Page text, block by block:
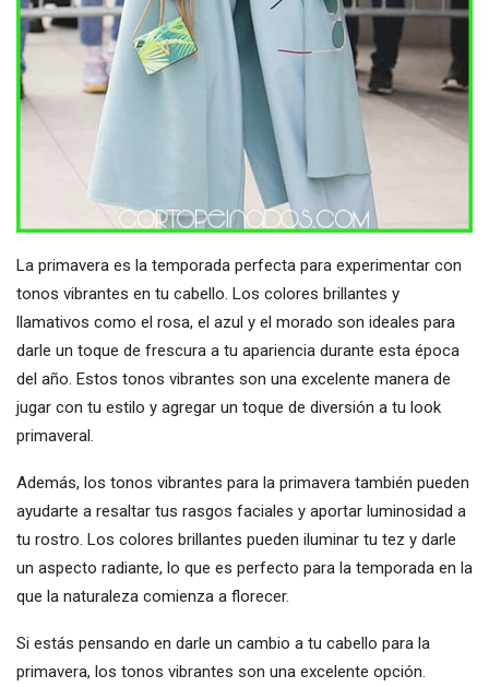
La primavera es la temporada perfecta para experimentar con
tonos vibrantes en tu cabello. Los colores brillantes y
llamativos como el rosa, el azul y el morado son ideales para
darle un toque de frescura a tu apariencia durante esta época
del año. Estos tonos vibrantes son una excelente manera de
jugar con tu estilo y agregar un toque de diversión a tu look
primaveral.
Además, los tonos vibrantes para la primavera también pueden
ayudarte a resaltar tus rasgos faciales y aportar luminosidad a
tu rostro. Los colores brillantes pueden iluminar tu tez y darle
un aspecto radiante, lo que es perfecto para la temporada en la
que la naturaleza comienza a florecer.
Si estás pensando en darle un cambio a tu cabello para la
primavera, los tonos vibrantes son una excelente opción.